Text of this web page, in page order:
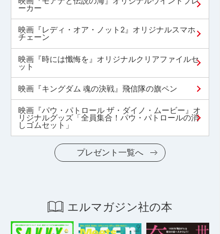
ーカー
映画『レディ・オア・ノット2』オリジナルスマホ
チェーン
映画『時には懺悔を』オリジナルクリアファイルセ
ット
映画『キングダム 魂の決戦』飛信隊の旗ペン
映画『パウ・パトロール ザ・ダイノ・ムービー』オ
リジナルグッズ「全員集合！パウ・パトロールの消
しゴムセット」
プレゼント一覧へ
エルマガジン社の本